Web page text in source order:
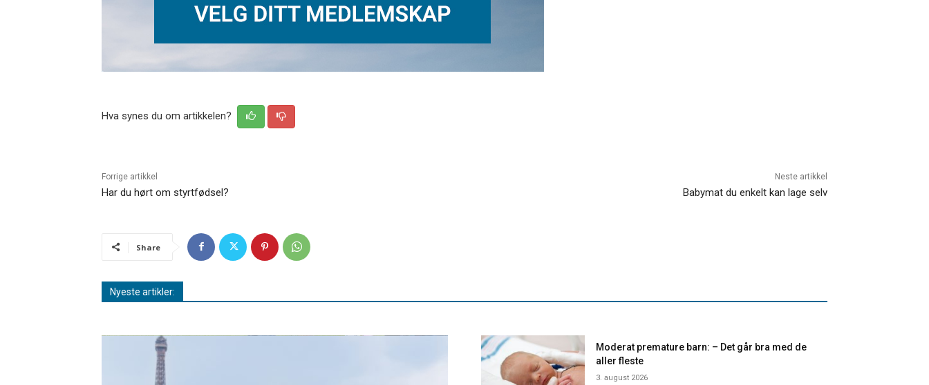
Hva synes du om artikkelen?
Forrige artikkel
Har du hørt om styrtfødsel?
Neste artikkel
Babymat du enkelt kan lage selv
Share
Nyeste artikler:
Moderat premature barn: – Det går bra med de
aller fleste
3. august 2026